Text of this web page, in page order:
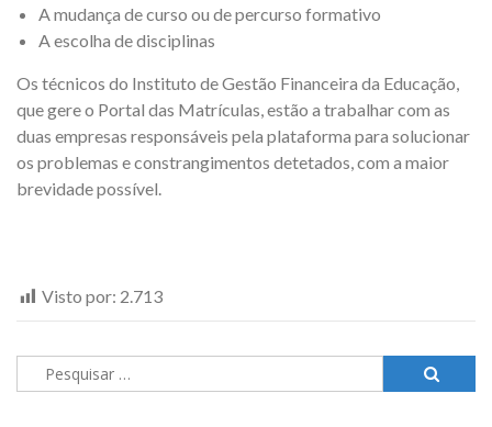
A mudança de curso ou de percurso formativo
A escolha de disciplinas
Os técnicos do Instituto de Gestão Financeira da Educação,
que gere o Portal das Matrículas, estão a trabalhar com as
duas empresas responsáveis pela plataforma para solucionar
os problemas e constrangimentos detetados, com a maior
brevidade possível.
Visto por: 2.713
Pesquisar
por: